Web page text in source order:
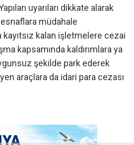
uyarıları dikkate alarak
müdahale
kayıtsız kalan işletmelere cezai
kapsamında kaldırımlara ya
şekilde park ederek
araçlara da idari para cezası